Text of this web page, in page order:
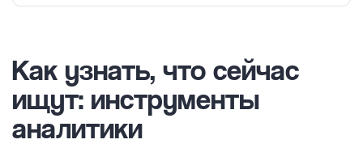
Как узнать, что сейчас
ищут: инструменты
аналитики